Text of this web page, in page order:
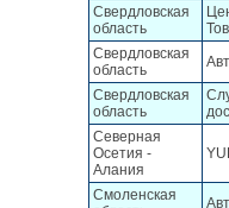
Свердловская
область
Свердловская
область
Свердловская
область
Северная
Осетия -
Алания
Смоленская